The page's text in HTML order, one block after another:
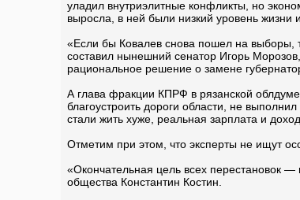
уладил внутриэлитные конфликты, но
выросла, в ней были низкий уровень жизни
«Если бы Ковалев снова пошел на выборы,
составил нынешний сенатор Игорь
рациональное решение о замене
А глава фракции КПРФ в рязанской
благоустроить дороги области, не
стали жить хуже, реальная зарплата и
Отметим при этом, что эксперты не ищут
«Окончательная цель всех перестановок
общества Константин Костин.